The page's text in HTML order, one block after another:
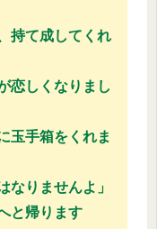
持て成してくれ
恋しくなりまし
玉手箱をくれま
なりませんよ」
と帰ります